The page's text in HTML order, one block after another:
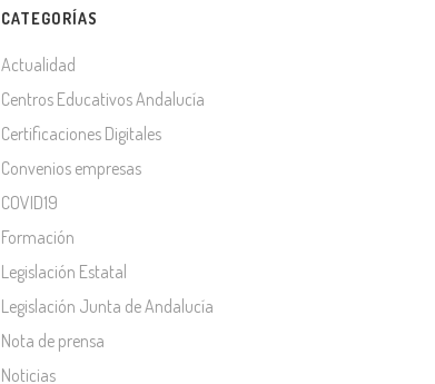
CATEGORÍAS
Actualidad
Centros Educativos Andalucía
Certificaciones Digitales
Convenios empresas
COVID19
Formación
Legislación Estatal
Legislación Junta de Andalucía
Nota de prensa
Noticias